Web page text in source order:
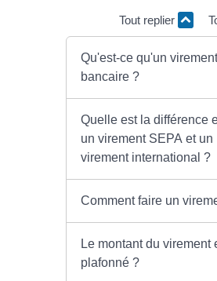
Tout replier
Qu'est-ce qu'un virement
bancaire ?
Quelle est la différence
un virement SEPA et un
virement international ?
Comment faire un
Le montant du virement
plafonné ?